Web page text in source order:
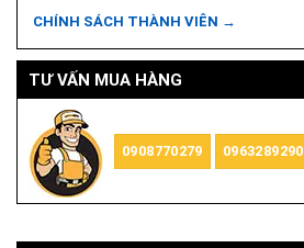
CHÍNH SÁCH THÀNH VIÊN →
TƯ VẤN MUA HÀNG
0908770279 0963289290